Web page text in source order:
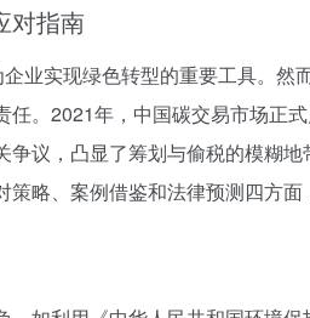
对指南
业实现绿色转型的重要工具。
。2021年，中国碳交易市场
议，凸显了筹划与偷税的模糊
略、案例借鉴和法律预测四方面